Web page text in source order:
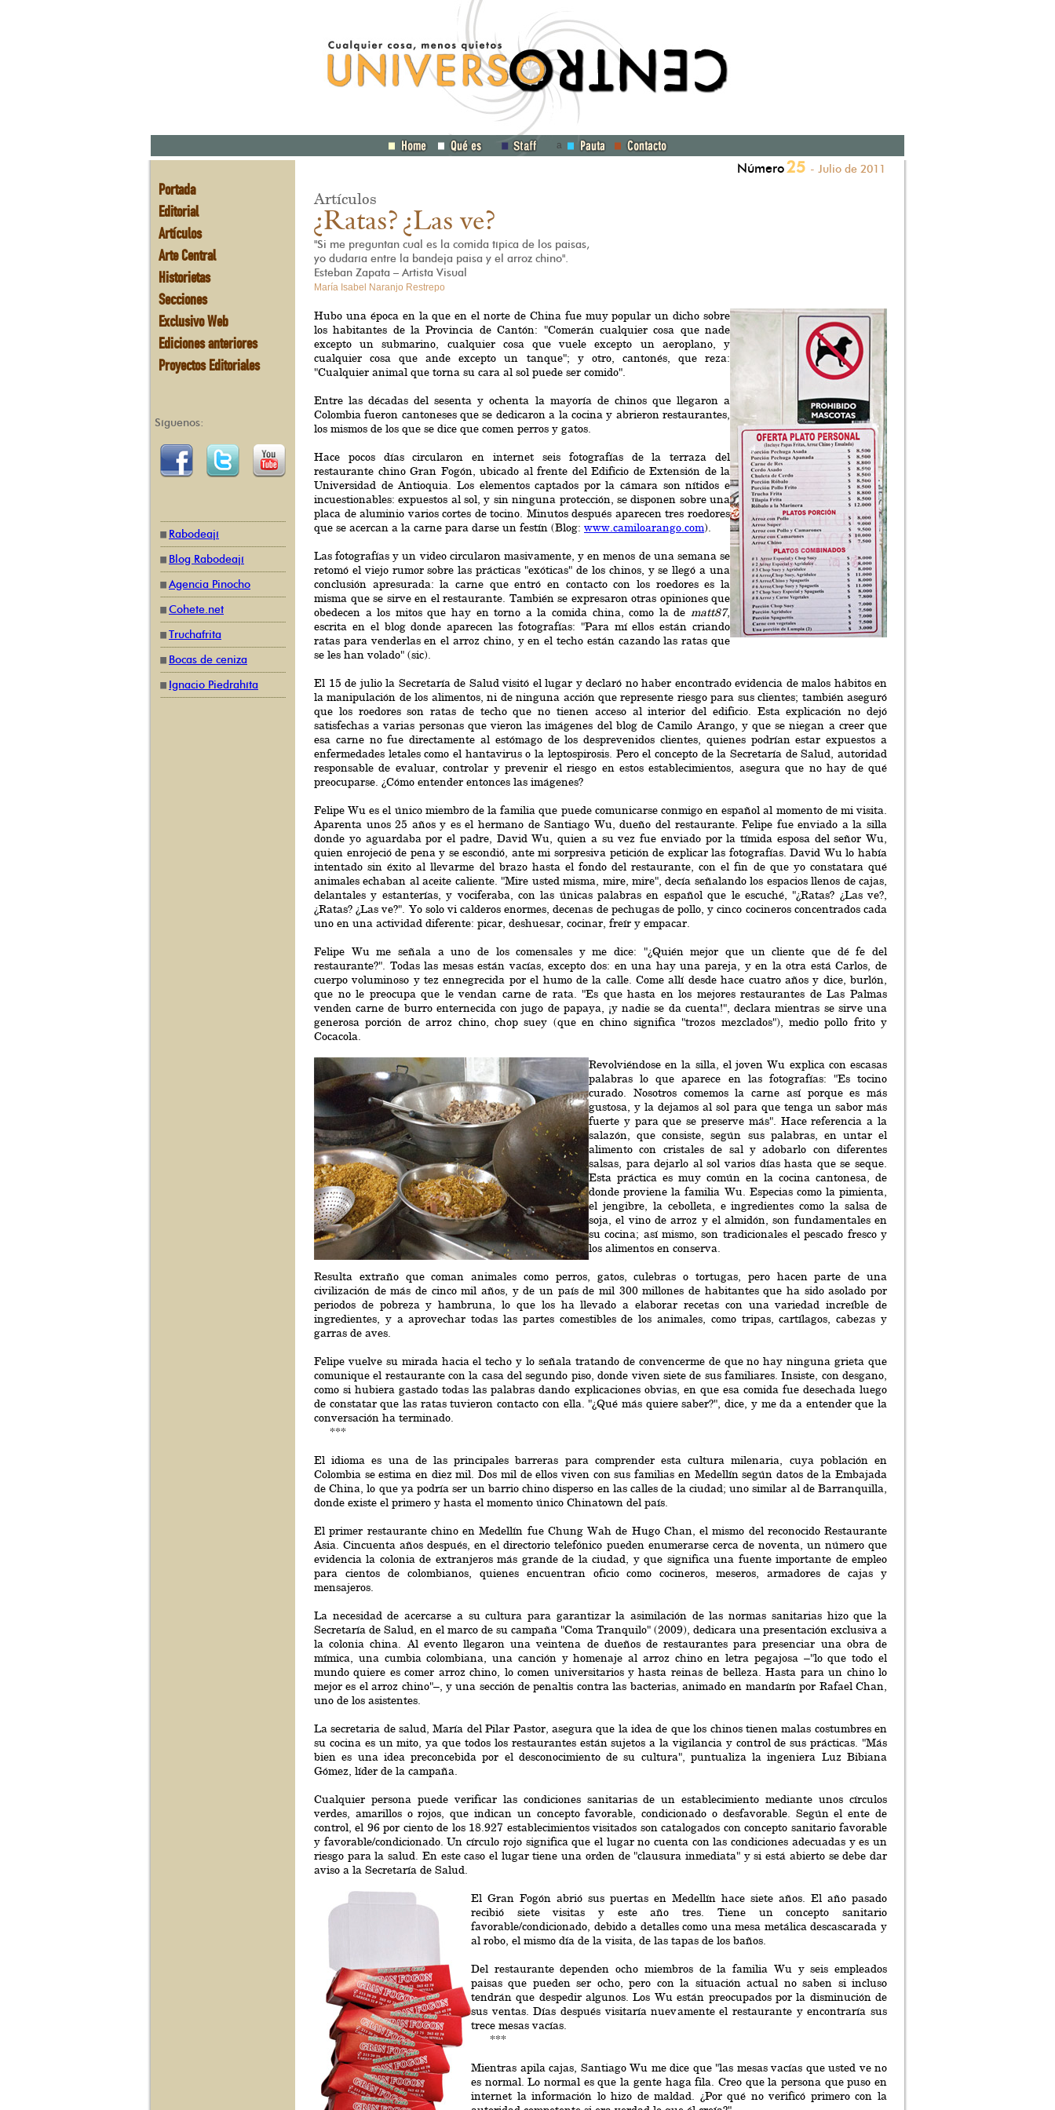
a
Portada
Editorial
Artículos
Arte Central
Historietas
Secciones
Exclusivo Web
Ediciones anteriores
Proyectos Editoriales
Síguenos:
Rabodeají
Blog Rabodeají
Agencia Pinocho
Cohete.net
Truchafrita
Bocas de ceniza
Ignacio Piedrahíta
Número25 - Julio de 2011
Artículos
¿Ratas? ¿Las ve?
"Si me preguntan cuál es la comida típica de los paisas,
yo dudaría entre la bandeja paisa y el arroz chino".
Esteban Zapata – Artista Visual
María Isabel Naranjo Restrepo
Hubo una época en la que en el norte de China fue muy popular un dicho sobre
los habitantes de la Provincia de Cantón: "Comerán cualquier cosa que nade
excepto un submarino, cualquier cosa que vuele excepto un aeroplano, y
cualquier cosa que ande excepto un tanque"; y otro, cantonés, que reza:
"Cualquier animal que torna su cara al sol puede ser comido".
Entre las décadas del sesenta y ochenta la mayoría de chinos que llegaron a
Colombia fueron cantoneses que se dedicaron a la cocina y abrieron restaurantes,
los mismos de los que se dice que comen perros y gatos.
Hace pocos días circularon en internet seis fotografías de la terraza del
restaurante chino Gran Fogón, ubicado al frente del Edificio de Extensión de la
Universidad de Antioquia. Los elementos captados por la cámara son nítidos e
incuestionables: expuestos al sol, y sin ninguna protección, se disponen sobre una
placa de aluminio varios cortes de tocino. Minutos después aparecen tres roedores
que se acercan a la carne para darse un festín (Blog: www.camiloarango.com).
Las fotografías y un video circularon masivamente, y en menos de una semana se
retomó el viejo rumor sobre las prácticas "exóticas" de los chinos, y se llegó a una
conclusión apresurada: la carne que entró en contacto con los roedores es la
misma que se sirve en el restaurante. También se expresaron otras opiniones que
obedecen a los mitos que hay en torno a la comida china, como la de matt87,
escrita en el blog donde aparecen las fotografías: "Para mí ellos están criando
ratas para venderlas en el arroz chino, y en el techo están cazando las ratas que
se les han volado" (sic).
El 15 de julio la Secretaría de Salud visitó el lugar y declaró no haber encontrado evidencia de malos hábitos en
la manipulación de los alimentos, ni de ninguna acción que represente riesgo para sus clientes; también aseguró
que los roedores son ratas de techo que no tienen acceso al interior del edificio. Esta explicación no dejó
satisfechas a varias personas que vieron las imágenes del blog de Camilo Arango, y que se niegan a creer que
esa carne no fue directamente al estómago de los desprevenidos clientes, quienes podrían estar expuestos a
enfermedades letales como el hantavirus o la leptospirosis. Pero el concepto de la Secretaría de Salud, autoridad
responsable de evaluar, controlar y prevenir el riesgo en estos establecimientos, asegura que no hay de qué
preocuparse. ¿Cómo entender entonces las imágenes?
Felipe Wu es el único miembro de la familia que puede comunicarse conmigo en español al momento de mi visita.
Aparenta unos 25 años y es el hermano de Santiago Wu, dueño del restaurante. Felipe fue enviado a la silla
donde yo aguardaba por el padre, David Wu, quien a su vez fue enviado por la tímida esposa del señor Wu,
quien enrojeció de pena y se escondió, ante mi sorpresiva petición de explicar las fotografías. David Wu lo había
intentado sin éxito al llevarme del brazo hasta el fondo del restaurante, con el fin de que yo constatara qué
animales echaban al aceite caliente. "Mire usted misma, mire, mire", decía señalando los espacios llenos de cajas,
delantales y estanterías, y vociferaba, con las únicas palabras en español que le escuché, "¿Ratas? ¿Las ve?,
¿Ratas? ¿Las ve?". Yo solo vi calderos enormes, decenas de pechugas de pollo, y cinco cocineros concentrados cada
uno en una actividad diferente: picar, deshuesar, cocinar, freír y empacar.
Felipe Wu me señala a uno de los comensales y me dice: "¿Quién mejor que un cliente que dé fe del
restaurante?". Todas las mesas están vacías, excepto dos: en una hay una pareja, y en la otra está Carlos, de
cuerpo voluminoso y tez ennegrecida por el humo de la calle. Come allí desde hace cuatro años y dice, burlón,
que no le preocupa que le vendan carne de rata. "Es que hasta en los mejores restaurantes de Las Palmas
venden carne de burro enternecida con jugo de papaya, ¡y nadie se da cuenta!", declara mientras se sirve una
generosa porción de arroz chino, chop suey (que en chino significa "trozos mezclados"), medio pollo frito y
Cocacola.
Revolviéndose en la silla, el joven Wu explica con escasas
palabras lo que aparece en las fotografías: "Es tocino
curado. Nosotros comemos la carne así porque es más
gustosa, y la dejamos al sol para que tenga un sabor más
fuerte y para que se preserve más". Hace referencia a la
salazón, que consiste, según sus palabras, en untar el
alimento con cristales de sal y adobarlo con diferentes
salsas, para dejarlo al sol varios días hasta que se seque.
Esta práctica es muy común en la cocina cantonesa, de
donde proviene la familia Wu. Especias como la pimienta,
el jengibre, la cebolleta, e ingredientes como la salsa de
soja, el vino de arroz y el almidón, son fundamentales en
su cocina; así mismo, son tradicionales el pescado fresco y
los alimentos en conserva.
Resulta extraño que coman animales como perros, gatos, culebras o tortugas, pero hacen parte de una
civilización de más de cinco mil años, y de un país de mil 300 millones de habitantes que ha sido asolado por
periodos de pobreza y hambruna, lo que los ha llevado a elaborar recetas con una variedad increíble de
ingredientes, y a aprovechar todas las partes comestibles de los animales, como tripas, cartílagos, cabezas y
garras de aves.
Felipe vuelve su mirada hacia el techo y lo señala tratando de convencerme de que no hay ninguna grieta que
comunique el restaurante con la casa del segundo piso, donde viven siete de sus familiares. Insiste, con desgano,
como si hubiera gastado todas las palabras dando explicaciones obvias, en que esa comida fue desechada luego
de constatar que las ratas tuvieron contacto con ella. "¿Qué más quiere saber?", dice, y me da a entender que la
conversación ha terminado.
***
El idioma es una de las principales barreras para comprender esta cultura milenaria, cuya población en
Colombia se estima en diez mil. Dos mil de ellos viven con sus familias en Medellín según datos de la Embajada
de China, lo que ya podría ser un barrio chino disperso en las calles de la ciudad; uno similar al de Barranquilla,
donde existe el primero y hasta el momento único Chinatown del país.
El primer restaurante chino en Medellín fue Chung Wah de Hugo Chan, el mismo del reconocido Restaurante
Asia. Cincuenta años después, en el directorio telefónico pueden enumerarse cerca de noventa, un número que
evidencia la colonia de extranjeros más grande de la ciudad, y que significa una fuente importante de empleo
para cientos de colombianos, quienes encuentran oficio como cocineros, meseros, armadores de cajas y
mensajeros.
La necesidad de acercarse a su cultura para garantizar la asimilación de las normas sanitarias hizo que la
Secretaría de Salud, en el marco de su campaña "Coma Tranquilo" (2009), dedicara una presentación exclusiva a
la colonia china. Al evento llegaron una veintena de dueños de restaurantes para presenciar una obra de
mímica, una cumbia colombiana, una canción y homenaje al arroz chino en letra pegajosa –"lo que todo el
mundo quiere es comer arroz chino, lo comen universitarios y hasta reinas de belleza. Hasta para un chino lo
mejor es el arroz chino"–, y una sección de penaltis contra las bacterias, animado en mandarín por Rafael Chan,
uno de los asistentes.
La secretaria de salud, María del Pilar Pastor, asegura que la idea de que los chinos tienen malas costumbres en
su cocina es un mito, ya que todos los restaurantes están sujetos a la vigilancia y control de sus prácticas. "Más
bien es una idea preconcebida por el desconocimiento de su cultura", puntualiza la ingeniera Luz Bibiana
Gómez, líder de la campaña.
Cualquier persona puede verificar las condiciones sanitarias de un establecimiento mediante unos círculos
verdes, amarillos o rojos, que indican un concepto favorable, condicionado o desfavorable. Según el ente de
control, el 96 por ciento de los 18.927 establecimientos visitados son catalogados con concepto sanitario favorable
y favorable/condicionado. Un círculo rojo significa que el lugar no cuenta con las condiciones adecuadas y es un
riesgo para la salud. En este caso el lugar tiene una orden de "clausura inmediata" y si está abierto se debe dar
aviso a la Secretaría de Salud.
El Gran Fogón abrió sus puertas en Medellín hace siete años. El año pasado
recibió siete visitas y este año tres. Tiene un concepto sanitario
favorable/condicionado, debido a detalles como una mesa metálica descascarada y
al robo, el mismo día de la visita, de las tapas de los baños.
Del restaurante dependen ocho miembros de la familia Wu y seis empleados
paisas que pueden ser ocho, pero con la situación actual no saben si incluso
tendrán que despedir algunos. Los Wu están preocupados por la disminución de
sus ventas. Días después visitaría nuevamente el restaurante y encontraría sus
trece mesas vacías.
***
Mientras apila cajas, Santiago Wu me dice que "las mesas vacías que usted ve no
es normal. Lo normal es que la gente haga fila. Creo que la persona que puso en
internet la información lo hizo de maldad. ¿Por qué no verificó primero con la